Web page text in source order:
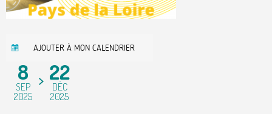
AJOUTER À MON CALENDRIER
8
SEP
2025
22
DÉC
2025